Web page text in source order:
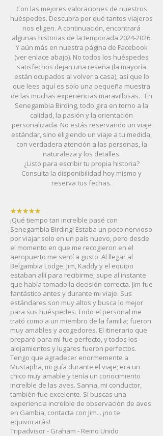
Con las mejores valoraciones de nuestros
huéspedes. Descubra por qué tantos viajeros
nos eligen. A continuación, encontrará
algunas historias de la temporada 2024-2026.
Y aún más en nuestra página de Facebook
(ver enlace abajo). No todos los huéspedes
satisfechos dejan una reseña (la mayoría
están ocupados al volver a casa), así que lo
que lees aquí es solo una pequeña muestra
de las muchas experiencias maravillosas.
En
Senegambia Birding, todo gira en torno a la
calidad, la pasión y la orientación
personalizada. No estás reservando un viaje
estándar, sino eligiendo un viaje a tu medida,
con verdadera atención a las personas, la
naturaleza y los detalles.
¿Listo para escribir tu propia historia?
Consulta la disponibilidad hoy mismo y
reserva tus fechas.
★★★★★
¡Qué tiempo tan increíble pasé con
Senegambia Birding! Estaba un poco nervioso
por viajar solo en un país nuevo, pero desde
el momento en que me recogieron en el
aeropuerto me sentí a gusto. Al llegar al
Belgambia Lodge, Jim, Kaddy y el equipo
estaban allí para recibirme; supe al instante
que había tomado la decisión correcta. Jim fue
fantástico antes y durante mi viaje. Sus
estándares son muy altos y busca lo mejor
para sus huéspedes. Todo el personal me
trató como a un miembro de la familia; fueron
muy amables y acogedores. El itinerario que
preparó para mí fue perfecto, y todos los
alojamientos y lugares fueron perfectos.
Tengo que agradecer enormemente a
Mustapha, mi guía durante el viaje; era un
chico muy amable y tenía un conocimiento
increíble de las aves. Sanna, mi conductor,
también fue excelente. Si buscas una
experiencia increíble de observación de aves
en Gambia, contacta con Jim... ¡no te
equivocarás!
Tripadvisor - Graham - Reino Unido